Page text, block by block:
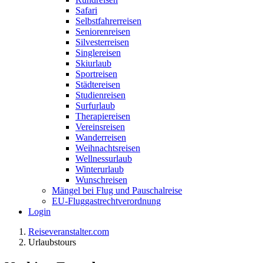
Safari
Selbstfahrerreisen
Seniorenreisen
Silvesterreisen
Singlereisen
Skiurlaub
Sportreisen
Städtereisen
Studienreisen
Surfurlaub
Therapiereisen
Vereinsreisen
Wanderreisen
Weihnachtsreisen
Wellnessurlaub
Winterurlaub
Wunschreisen
Mängel bei Flug und Pauschalreise
EU-Fluggastrechtverordnung
Login
Reiseveranstalter.com
Urlaubstours